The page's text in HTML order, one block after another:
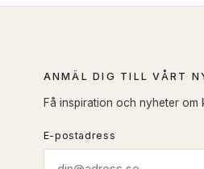
ANMÄL DIG TILL VÅRT
Få inspiration och nyheter
E-postadress